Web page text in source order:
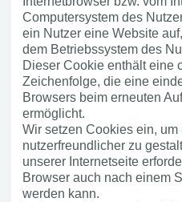
Computersystem des
ein Nutzer eine Website
dem Betriebssystem des
Dieser Cookie enthält eine
Zeichenfolge, die eine
Browsers beim erneuten
ermöglicht.
Wir setzen Cookies ein,
nutzerfreundlicher zu
unserer Internetseite
Browser auch nach einem
werden kann.